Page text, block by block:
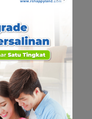
Suasana
sejenak dari